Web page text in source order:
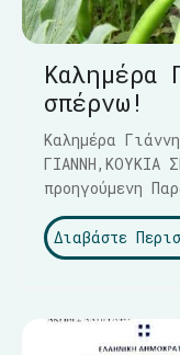
Καλημέρα
σπέρνω!
Καλημέρα
ΓΙΑΝΝΗ,ΚΟΥΚΙΑ
προηγούμενη
Διαβάστε